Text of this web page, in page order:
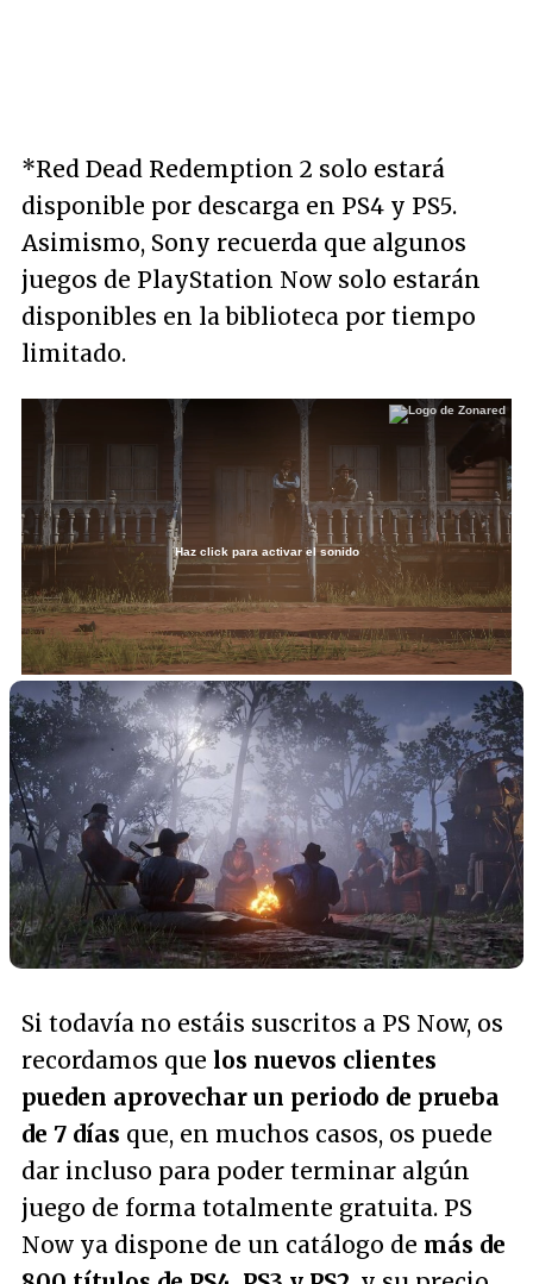
*Red Dead Redemption 2 solo estará
disponible por descarga en PS4 y PS5.
Asimismo, Sony recuerda que algunos
juegos de PlayStation Now solo estarán
disponibles en la biblioteca por tiempo
limitado.
Unmute /
Loaded
7.96%
Haz click para activar el sonido
Si todavía no estáis suscritos a PS Now, os
recordamos que los nuevos clientes
pueden aprovechar un periodo de prueba
de 7 días que, en muchos casos, os puede
dar incluso para poder terminar algún
juego de forma totalmente gratuita. PS
Now ya dispone de un catálogo de más de